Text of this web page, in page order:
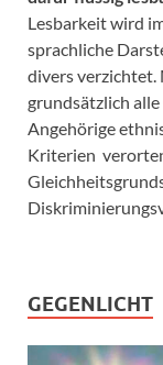
Lesbarkeit wird
sprachliche
divers verzichtet.
grundsätzlich
Angehörige
Kriterien
GEGENLICHT